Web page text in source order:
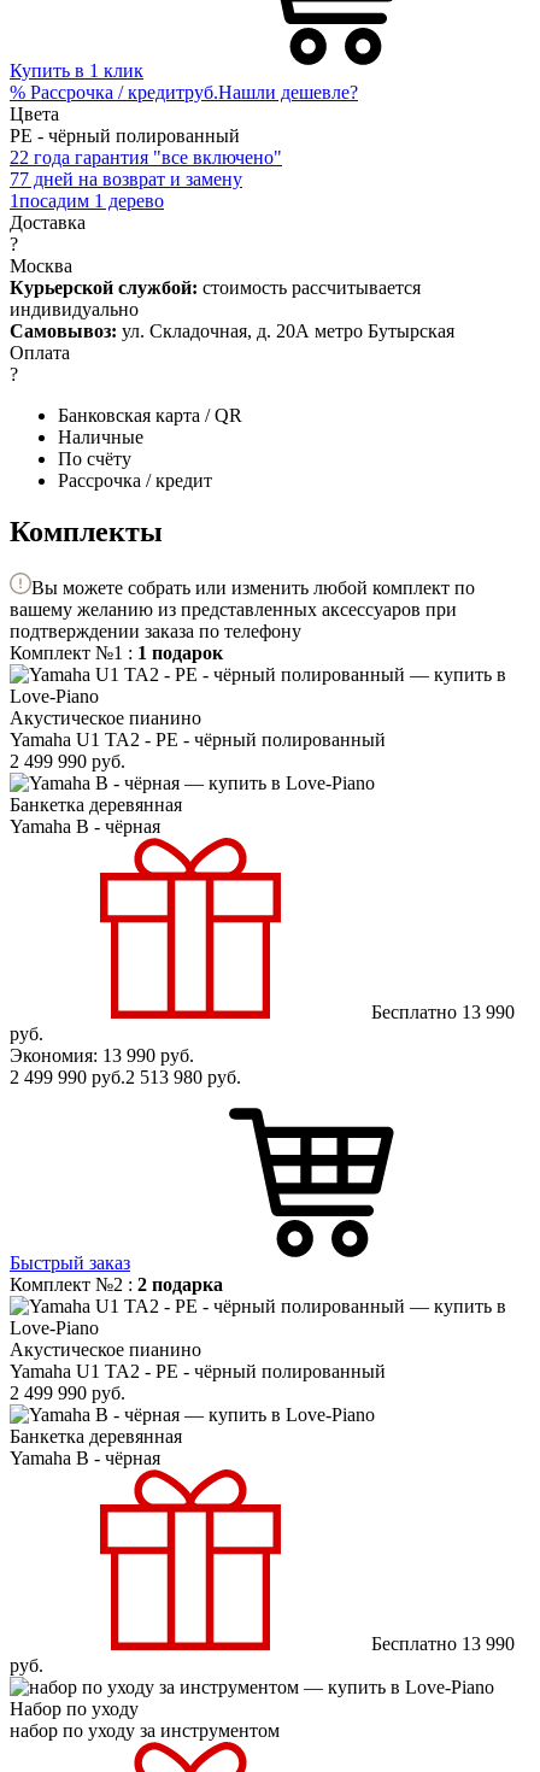
Купить в 1 клик
% Рассрочка / кредитруб.Нашли дешевле?
Цвета
PE - чёрный полированный
22 года гарантия "все включено"
77 дней на возврат и замену
1посадим 1 дерево
Доставка
?
Москва
Курьерской службой: стоимость рассчитывается
индивидуально
Самовывоз: ул. Складочная, д. 20А метро Бутырская
Оплата
?
Банковская карта / QR
Наличные
По счёту
Рассрочка / кредит
Комплекты
Вы можете собрать или изменить любой комплект по
вашему желанию из представленных аксессуаров при
подтверждении заказа по телефону
Комплект №1 : 1 подарок
Акустическое пианино
Yamaha U1 TA2 - PE - чёрный полированный
2 499 990 руб.
Банкетка деревянная
Yamaha B - чёрная
Бесплатно 13 990
руб.
Экономия: 13 990 руб.
2 499 990 руб.2 513 980 руб.
Быстрый заказ
Комплект №2 : 2 подарка
Акустическое пианино
Yamaha U1 TA2 - PE - чёрный полированный
2 499 990 руб.
Банкетка деревянная
Yamaha B - чёрная
Бесплатно 13 990
руб.
Набор по уходу
набор по уходу за инструментом